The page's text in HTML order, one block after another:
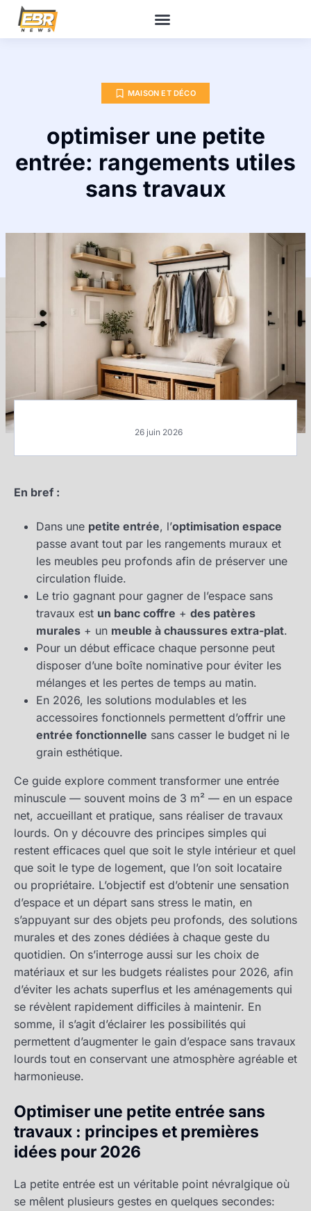
MAISON ET DÉCO
optimiser une petite
entrée: rangements utiles
sans travaux
26 juin 2026
En bref :
Dans une petite entrée, l’optimisation espace
passe avant tout par les rangements muraux et
les meubles peu profonds afin de préserver une
circulation fluide.
Le trio gagnant pour gagner de l’espace sans
travaux est un banc coffre + des patères
murales + un meuble à chaussures extra-plat.
Pour un début efficace chaque personne peut
disposer d’une boîte nominative pour éviter les
mélanges et les pertes de temps au matin.
En 2026, les solutions modulables et les
accessoires fonctionnels permettent d’offrir une
entrée fonctionnelle sans casser le budget ni le
grain esthétique.
Ce guide explore comment transformer une entrée
minuscule — souvent moins de 3 m² — en un espace
net, accueillant et pratique, sans réaliser de travaux
lourds. On y découvre des principes simples qui
restent efficaces quel que soit le style intérieur et quel
que soit le type de logement, que l’on soit locataire
ou propriétaire. L’objectif est d’obtenir une sensation
d’espace et un départ sans stress le matin, en
s’appuyant sur des objets peu profonds, des solutions
murales et des zones dédiées à chaque geste du
quotidien. On s’interroge aussi sur les choix de
matériaux et sur les budgets réalistes pour 2026, afin
d’éviter les achats superflus et les aménagements qui
se révèlent rapidement difficiles à maintenir. En
somme, il s’agit d’éclairer les possibilités qui
permettent d’augmenter le gain d’espace sans travaux
lourds tout en conservant une atmosphère agréable et
harmonieuse.
Optimiser une petite entrée sans
travaux : principes et premières
idées pour 2026
La petite entrée est un véritable point névralgique où
se mêlent plusieurs gestes en quelques secondes: